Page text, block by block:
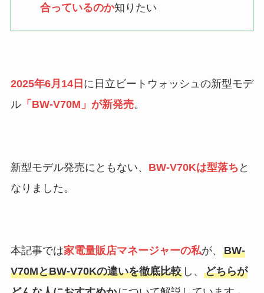
合っているのか知りたい
2025年6月14日 に日立ビートウォッシュの新型モデ
ル「BW-V70M」が新発売。
新型モデル発売にともない、 BW-V70Kは型落ち と
なりました。
本記事では家電量販店マネージャーの私が、 BW-
V70MとBW-V70Kの違いを徹底比較し、 どちらが